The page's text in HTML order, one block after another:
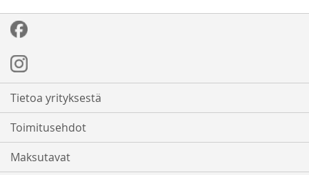
Tietoa yrityksestä
Toimitusehdot
Maksutavat